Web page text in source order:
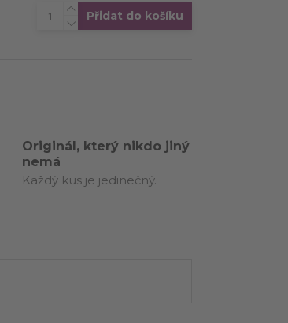
Přidat do košíku
Originál, který nikdo jiný
nemá
Každý kus je jedinečný.